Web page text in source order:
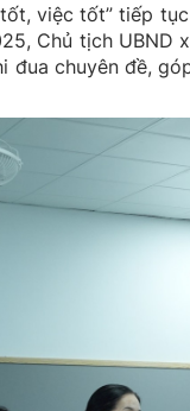
việc tốt” tiếp
Chủ tịch
chuyên đề,